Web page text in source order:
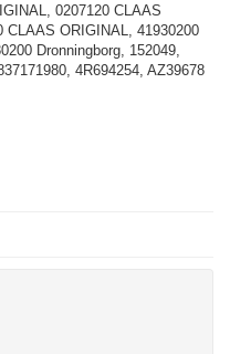
0207120 CLAAS
CLAAS ORIGINAL, 41930200
Dronningborg, 152049,
4R694254, AZ39678